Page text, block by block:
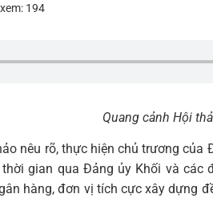
194
Quang cảnh Hội
nêu rõ, thực hiện chủ trương của
gian qua Đảng ủy Khối và
hàng, đơn vị tích cực xây dựng